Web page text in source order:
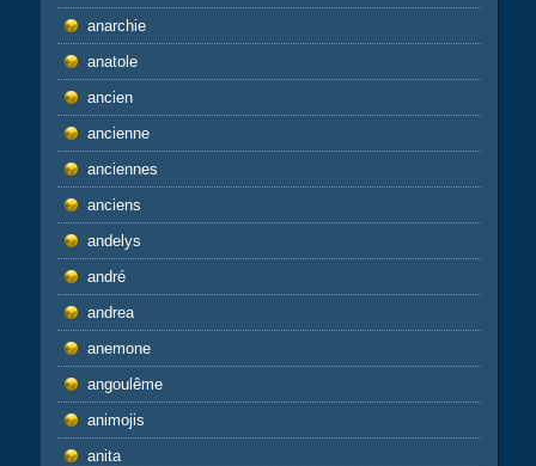
anarchie
anatole
ancien
ancienne
anciennes
anciens
andelys
andré
andrea
anemone
angoulême
animojis
anita